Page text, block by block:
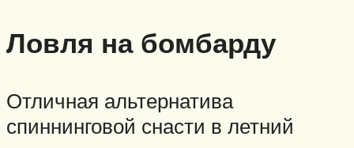
Ловля на бомбарду
Отличная альтернатива
спиннинговой снасти в летний